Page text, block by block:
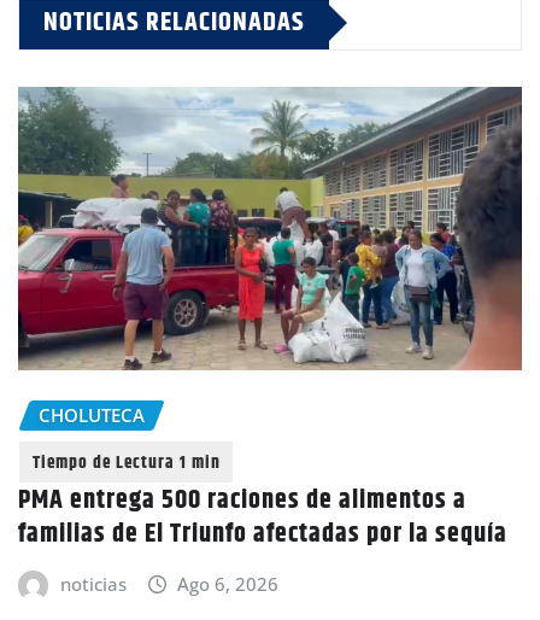
NOTICIAS RELACIONADAS
CHOLUTECA
PMA entrega 500 raciones de alimentos a
familias de El Triunfo afectadas por la sequía
noticias Ago 6, 2026